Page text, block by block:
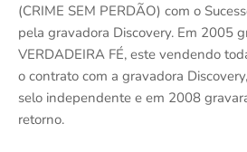
(CRIME SEM PERDÃO) com o
pela gravadora Discovery. Em 2005
VERDADEIRA FÉ, este vendendo
o contrato com a gravadora
selo independente e em 2008
retorno.